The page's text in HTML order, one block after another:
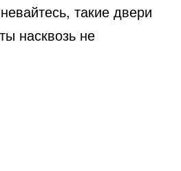
такие двери
насквозь не